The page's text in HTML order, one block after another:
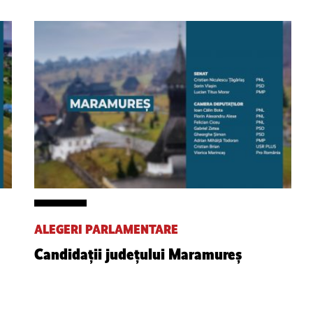
ALEGERI PARLAMENTARE
Candidații județului Maramureș